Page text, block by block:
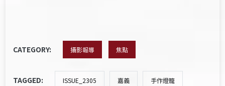
CATEGORY: 攝影報導 焦點
TAGGED: ISSUE_2305 嘉義 手作燈籠